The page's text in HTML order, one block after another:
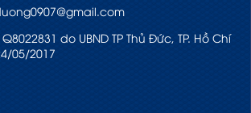
do UBND TP Thủ Đức, TP. Hồ Chí
05/2017